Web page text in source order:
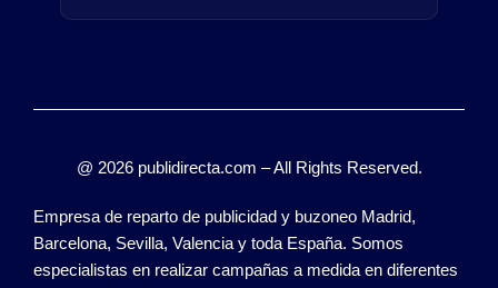
@ 2026 publidirecta.com – All Rights Reserved.
Empresa de reparto de publicidad y buzoneo Madrid,
Barcelona, Sevilla, Valencia y toda España. Somos
especialistas en realizar campañas a medida en diferentes